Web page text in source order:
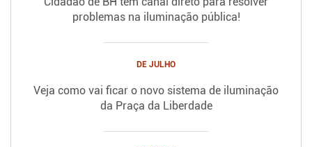
problemas na iluminação pública!
DE JULHO
Veja como vai ficar o novo sistema de iluminação
da Praça da Liberdade